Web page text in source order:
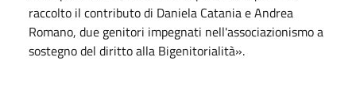
raccolto il contributo di Daniela Catania e Andrea
Romano, due genitori impegnati nell'associazionismo a
sostegno del diritto alla Bigenitorialità».